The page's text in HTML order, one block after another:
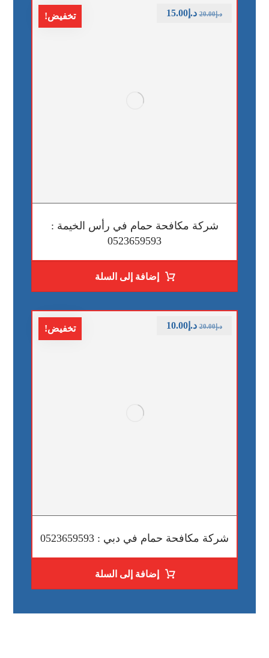
تخفيض!
شركة مكافحة حمام في رأس الخيمة :
0523659593
د.إ20.00 د.إ15.00
إضافة إلى السلة
تخفيض!
شركة مكافحة حمام في دبي : 0523659593
د.إ20.00 د.إ10.00
إضافة إلى السلة